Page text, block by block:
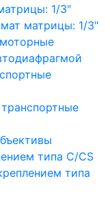
1/3"
матрицы: 1/3"
типа C/CS
типа